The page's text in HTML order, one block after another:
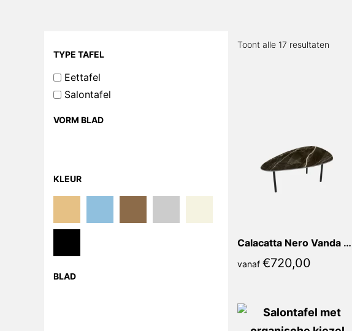
Toont alle 17 resultaten
Calacatta Nero Vanda Kiezel
vanaf €720,00
TYPE TAFEL
Eettafel
Salontafel
VORM BLAD
KLEUR
BLAD